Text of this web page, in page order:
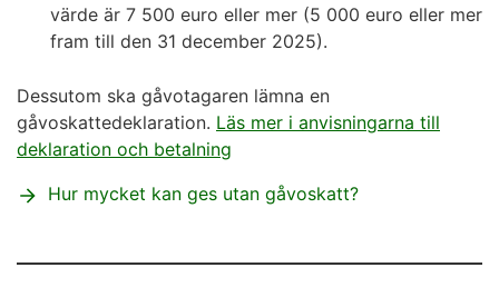
värde är 7 500 euro eller mer (5 000 euro eller mer
fram till den 31 december 2025).
Dessutom ska gåvotagaren lämna en
gåvoskattedeklaration. Läs mer i anvisningarna till
deklaration och betalning
Hur mycket kan ges utan gåvoskatt?